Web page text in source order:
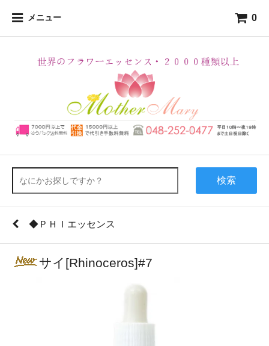
メニュー 0
検索
◆ＰＨＩエッセンス
サイ[Rhinoceros]#7